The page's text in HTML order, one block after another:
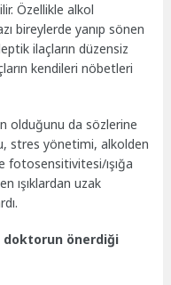
Özellikle alkol
bireylerde yanıp sönen
ilaçların düzensiz
kendileri nöbetleri
olduğunu da sözlerine
stres yönetimi, alkolden
fotosensitivitesi/ışığa
ışıklardan uzak
doktorun önerdiği